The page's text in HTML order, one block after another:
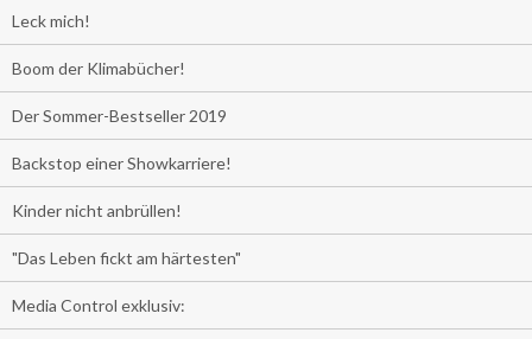
Leck mich!
Boom der Klimabücher!
Der Sommer-Bestseller 2019
Backstop einer Showkarriere!
Kinder nicht anbrüllen!
"Das Leben fickt am härtesten"
Media Control exklusiv: